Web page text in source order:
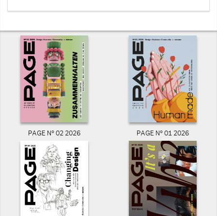
PAGE N° 02 2026 PAGE N° 01 2026